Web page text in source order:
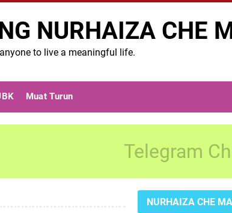
NURHAIZA CHE
to live a meaningful life.
Muat Turun
Telegram
NURHAIZA CHE